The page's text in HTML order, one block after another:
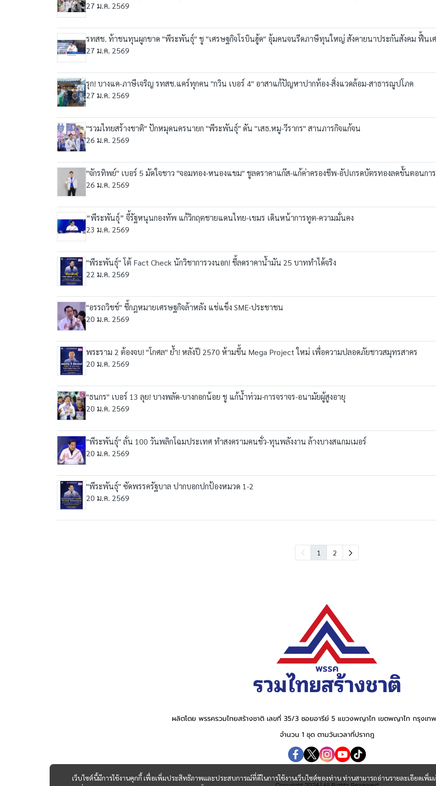
27 ม.ค. 2569
รทสช. ท้าชนทุนผูกขาด "พีระพันธุ์" ชู "เศรษฐกิจโรบินฮู้ด" อุ้มคนจนรีดภาษีทุนใหญ่ สังคายนาประกันสังคม ฟื้นเศ
27 ม.ค. 2569
รุก! บางแค-ภาษีเจริญ รทสช.แคร์ทุกคน "กวิน เบอร์ 4" อาสาแก้ปัญหาปากท้อง-สิ่งแวดล้อม-สาธารณูปโภค
27 ม.ค. 2569
"รวมไทยสร้างชาติ" ปักหมุดนครนายก "พีระพันธุ์" ดัน "เสธ.หมู-วีรากร" สานภารกิจแก้จน
26 ม.ค. 2569
"จักรทิพย์" เบอร์ 5 มัดใจชาว "จอมทอง-หนองแขม" ชูลดราคาแก๊ส-แก้ค่าครองชีพ-อัปเกรดบัตรทองลดขั้นตอนกา
26 ม.ค. 2569
“พีระพันธุ์” จี้รัฐหนุนกองทัพ แก้วิกฤตชายแดนไทย-เขมร เดินหน้าการทูต-ความมั่นคง
23 ม.ค. 2569
"พีระพันธุ์" โต้ Fact Check นักวิชาการวงนอก! ชี้ลดราคาน้ำมัน 25 บาททำได้จริง
22 ม.ค. 2569
"อรรถวิชช์" ชี้กฎหมายเศรษฐกิจล้าหลัง แช่แข็ง SME-ประชาชน
20 ม.ค. 2569
พระราม 2 ต้องจบ! "โกศล" ย้ำ! หลังปี 2570 ห้ามขึ้น Mega Project ใหม่ เพื่อความปลอดภัยชาวสมุทรสาคร
20 ม.ค. 2569
"ธนกร" เบอร์ 13 ลุย! บางพลัด-บางกอกน้อย ชู แก้น้ำท่วม-การจราจร-อนามัยผู้สูงอายุ
20 ม.ค. 2569
"พีระพันธุ์" ลั่น 100 วันพลิกโฉมประเทศ ทำสงครามคนชั่ว-ทุนพลังงาน ล้างบางสแกมเมอร์
20 ม.ค. 2569
"พีระพันธุ์" ซัดพรรครัฐบาล ปากบอกปกป้องหมวด 1-2
20 ม.ค. 2569
1 2
เว็บไซต์นี้มีการใช้งานคุกกี้ เพื่อเพิ่มประสิทธิภาพและประสบการณ์ที่ดีในการใช้งานเว็บไซต์ของท่าน ท่านสามารถอ่านรายละเอียดเพิ่ม
ผลิตโดย พรรครวมไทยสร้างชาติ เลขที่ 35/3 ซอยอารีย์ 5 แขวงพญาไท เขตพญาไท กรุงเท
จำนวน 1 ชุด ตามวันเวลาที่ปรากฎ